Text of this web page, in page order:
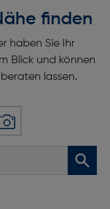
finden
haben Sie Ihr
Blick und können
lassen.